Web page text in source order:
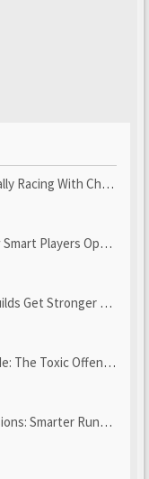
Challenging Track...
Optimize Gear, Build...
With u4gm’s Ice C...
Scheme Your ...
Runs With U4N